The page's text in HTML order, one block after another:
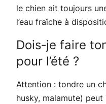
le chien ait toujours
l’eau fraîche à
Dois‑je faire
pour l’été ?
Attention : tondre un
husky, malamute)